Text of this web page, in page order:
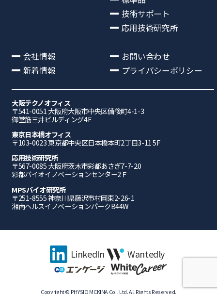
技術サポート
応用技術研究所
会社情報
新着情報
お問い合わせ
プライバシーポリシー
大阪テクノオフィス
〒541-0051 ⼤阪府⼤阪市中央区備後町4-1-3
御堂筋三井ビルディング4F
東京日本橋オフィス
〒103-0023 東京都中央区日本橋本町2丁目3-11 5F
応⽤技術研究所
〒567-0085 ⼤阪府茨⽊市彩都あさぎ7-7-20
彩都バイオイノベーションセンター2Ｆ
MPSバイオ研究所
〒251-8555 神奈川県藤沢市村岡東2-26-1
湘南ヘルスイノベーションパークB44W
LinkedIn Wantedly
Copyright © PHYSIO MCKINA Co., Ltd. All Rights Reserved.